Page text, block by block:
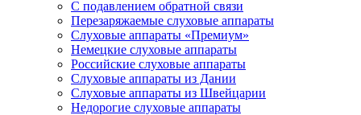
C подавлением обратной связи
Перезаряжаемые слуховые аппараты
Слуховые аппараты «Премиум»
Немецкие слуховые аппараты
Российские слуховые аппараты
Слуховые аппараты из Дании
Слуховые аппараты из Швейцарии
Недорогие слуховые аппараты